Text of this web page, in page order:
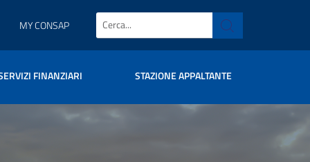
MY CONSAP
FINANZIARI STAZIONE APPALTANTE